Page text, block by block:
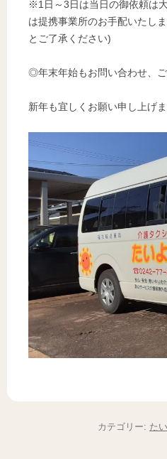
※1日～3日は当日の御依頼は
は提携事業所のお手配いたし
とご了承ください)
◎年末年始もお問い合わせ、
新年も宜しくお願い申し上げ
カテゴリー: た